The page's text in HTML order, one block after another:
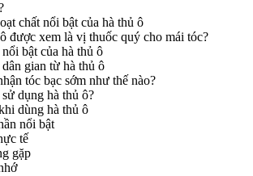
chất nổi bật của hà thủ ô
được xem là vị thuốc quý cho mái tóc?
bật của hà thủ ô
gian từ hà thủ ô
tóc bạc sớm như thế nào?
dụng hà thủ ô?
dùng hà thủ ô
nổi bật
tế
gặp